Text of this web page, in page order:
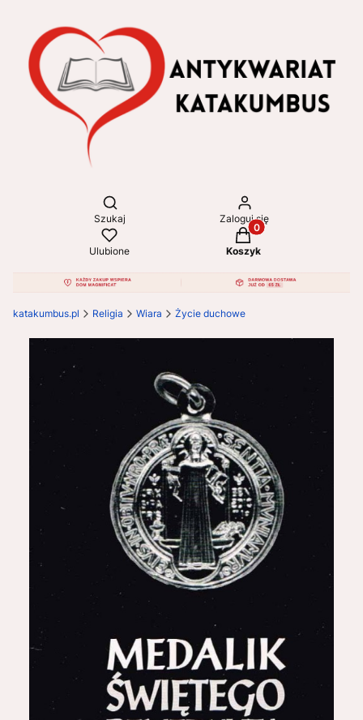
Otwórz wyszukiwarkę
Szukaj Zaloguj się
Ulubione
Produkty w koszyku:
Koszyk
katakumbus.pl Religia Wiara Życie duchowe